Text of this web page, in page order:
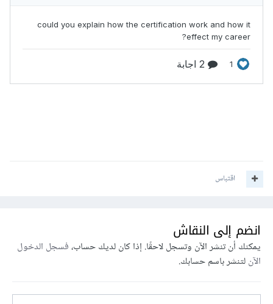
اقتباس
انضم إلى النقاش
يمكنك أن تنشر الآن وتسجل لاحقًا. إذا كان لديك حساب،فسجل الدخول
الآنلتنشر باسم حسابك.